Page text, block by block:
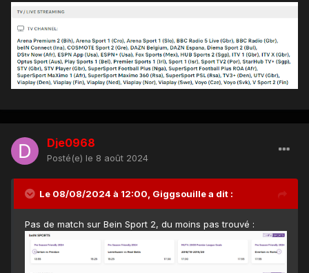
Dje0968
Posté(e) le 8 août 2024
Le 08/08/2024 à 12:00, Giggsouillea dit :
Pas de match sur Bein Sport 2, du moins pas trouvé :